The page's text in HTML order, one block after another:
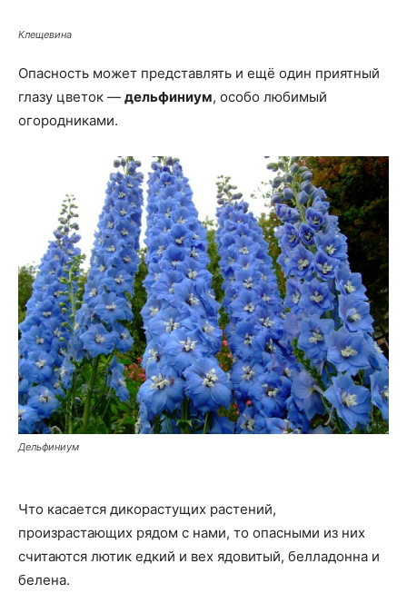
Клещевина
Опасность может представлять и ещё один приятный
глазу цветок — дельфиниум, особо любимый
огородниками.
Дельфиниум
Что касается дикорастущих растений,
произрастающих рядом с нами, то опасными из них
считаются лютик едкий и вех ядовитый, белладонна и
белена.